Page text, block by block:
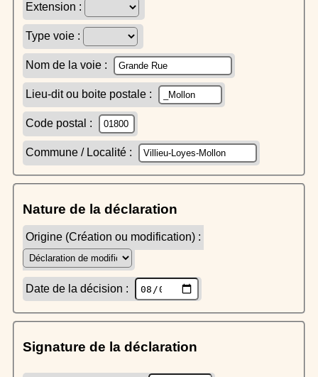
Extension :
Type voie :
Nom de la voie :
Lieu-dit ou boite postale :
Code postal :
Commune / Localité :
Nature de la déclaration
Origine (Création ou modification) :
Date de la décision :
Signature de la déclaration